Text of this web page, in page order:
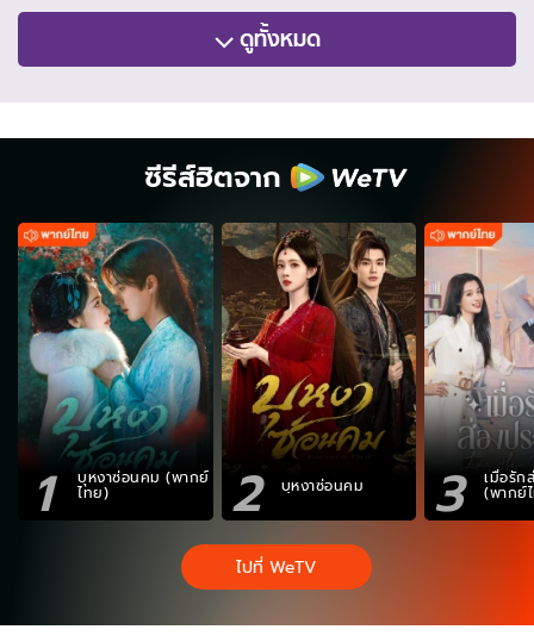
ดูทั้งหมด
ซีรีส์ฮิตจาก
1 บุหงาซ่อนคม (พากย์
ไทย) 2 บุหงาซ่อนคม 3 เมื่อรัก
(พากย์
ไปที่ WeTV